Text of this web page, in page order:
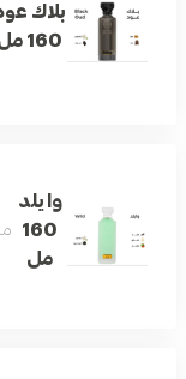
بلاك
160 مل
وايلد
160
مل